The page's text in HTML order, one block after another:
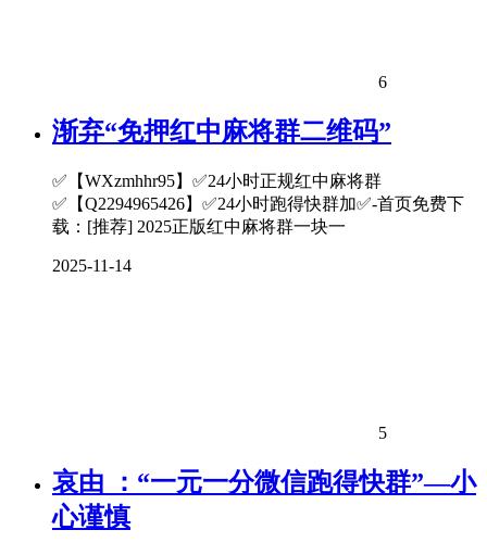
6
渐弃“免押红中麻将群二维码”
✅【WXzmhhr95】✅24小时正规红中麻将群
✅【Q2294965426】✅24小时跑得快群加✅-首页免费下
载：[推荐] 2025正版红中麻将群一块一
2025-11-14
5
哀由 ：“一元一分微信跑得快群”—小
心谨慎